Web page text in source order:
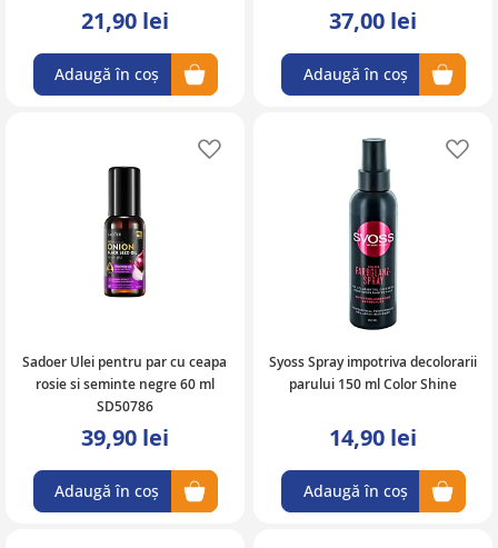
21,90 lei
Adaugă în coș
37,00 lei
Adaugă în coș
Sadoer Ulei pentru par cu ceapa
rosie si seminte negre 60 ml
SD50786
39,90 lei
Adaugă în coș
Adaugă în lista de favorite
Syoss Spray impotriva decolorarii
parului 150 ml Color Shine
14,90 lei
Adaugă în coș